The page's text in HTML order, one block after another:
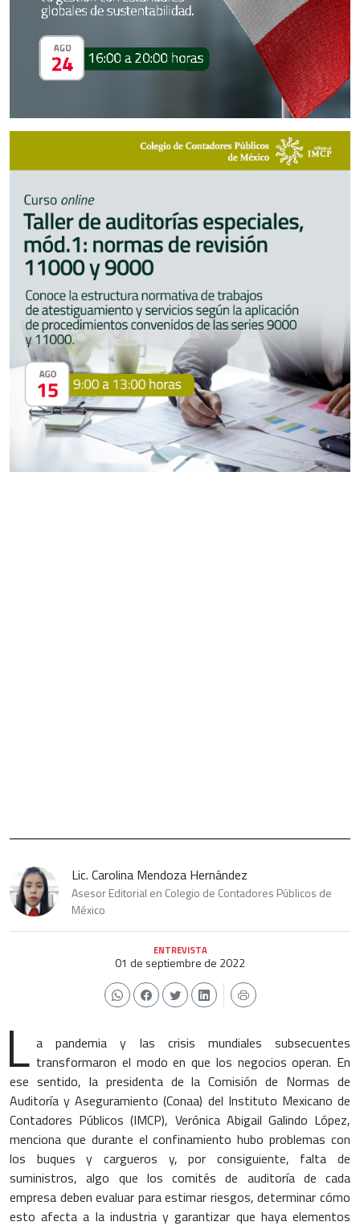
Lic. Carolina Mendoza Hernández
Asesor Editorial en Colegio de Contadores Públicos de
México
ENTREVISTA
01 de septiembre de 2022
L a pandemia y las crisis mundiales subsecuentes
transformaron el modo en que los negocios operan. En
ese sentido, la presidenta de la Comisión de Normas de
Auditoría y Aseguramiento (Conaa) del Instituto Mexicano de
Contadores Públicos (IMCP), Verónica Abigail Galindo López,
menciona que durante el confinamiento hubo problemas con
los buques y cargueros y, por consiguiente, falta de
suministros, algo que los comités de auditoría de cada
empresa deben evaluar para estimar riesgos, determinar cómo
esto afecta a la industria y garantizar que haya elementos